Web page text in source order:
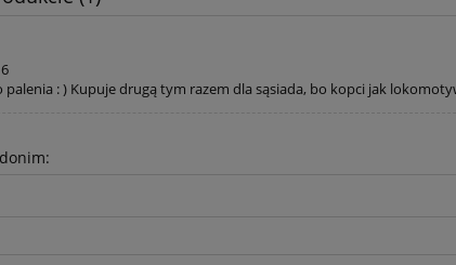
palenia : ) Kupuje drugą tym razem dla sąsiada, bo kopci jak